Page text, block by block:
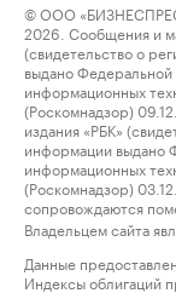
© ООО
2026. Сообщения и
(свидетельство о
выдано Федеральной
информационных
(Роскомнадзор)
издания «РБК»
информации выдано
информационных
(Роскомнадзор)
сопровождаются
Владельцем сайта
Данные
Индексы облигаций